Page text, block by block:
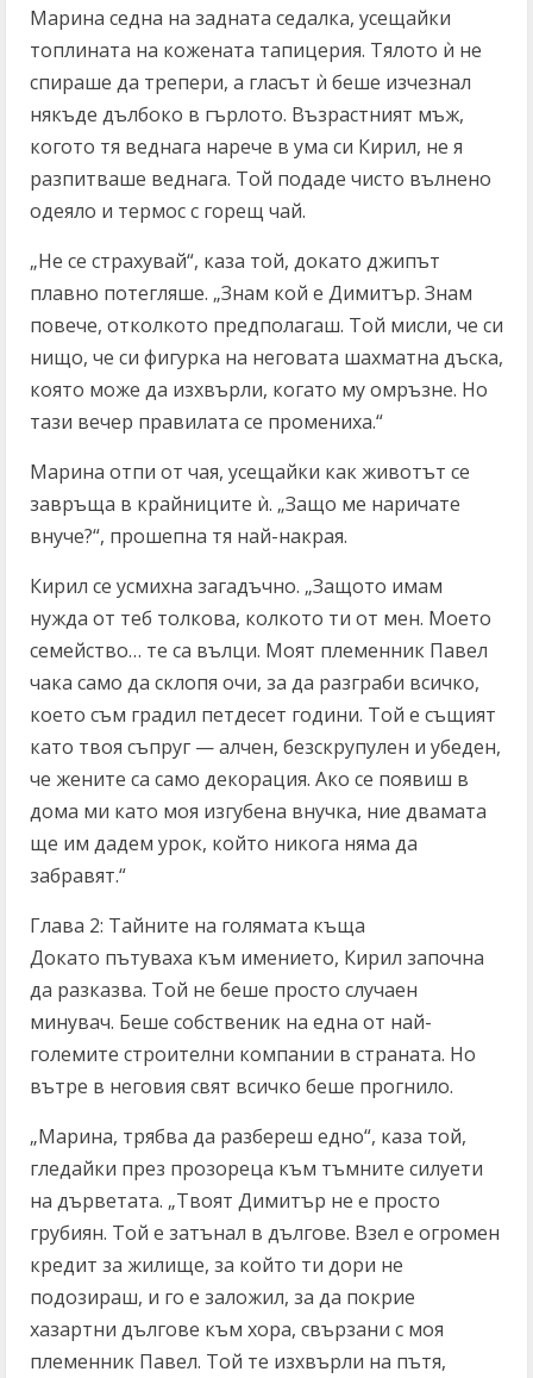
Марина седна на задната седалка, усещайки
топлината на кожената тапицерия. Тялото ѝ не
спираше да трепери, а гласът ѝ беше изчезнал
някъде дълбоко в гърлото. Възрастният мъж,
когото тя веднага нарече в ума си Кирил, не я
разпитваше веднага. Той подаде чисто вълнено
одеяло и термос с горещ чай.
„Не се страхувай“, каза той, докато джипът
плавно потегляше. „Знам кой е Димитър. Знам
повече, отколкото предполагаш. Той мисли, че си
нищо, че си фигурка на неговата шахматна дъска,
която може да изхвърли, когато му омръзне. Но
тази вечер правилата се промениха.“
Марина отпи от чая, усещайки как животът се
завръща в крайниците ѝ. „Защо ме наричате
внуче?“, прошепна тя най-накрая.
Кирил се усмихна загадъчно. „Защото имам
нужда от теб толкова, колкото ти от мен. Моето
семейство… те са вълци. Моят племенник Павел
чака само да склопя очи, за да разграби всичко,
което съм градил петдесет години. Той е същият
като твоя съпруг — алчен, безскрупулен и убеден,
че жените са само декорация. Ако се появиш в
дома ми като моя изгубена внучка, ние двамата
ще им дадем урок, който никога няма да
забравят.“
Глава 2: Тайните на голямата къща
Докато пътуваха към имението, Кирил започна
да разказва. Той не беше просто случаен
минувач. Беше собственик на една от най-
големите строителни компании в страната. Но
вътре в неговия свят всичко беше прогнило.
„Марина, трябва да разбереш едно“, каза той,
гледайки през прозореца към тъмните силуети
на дърветата. „Твоят Димитър не е просто
грубиян. Той е затънал в дългове. Взел е огромен
кредит за жилище, за който ти дори не
подозираш, и го е заложил, за да покрие
хазартни дългове към хора, свързани с моя
племенник Павел. Той те изхвърли на пътя,